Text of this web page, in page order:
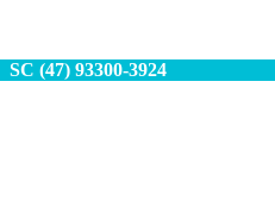
SC (47) 93300-3924